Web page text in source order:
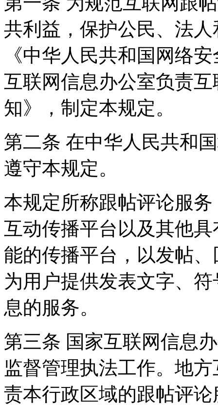
共利益，保护公民、法
《中华人民共和国网络
互联网信息办公室负责
知》，制定本规定。
第二条 在中华人民共和
遵守本规定。
本规定所称跟帖评论服
互动传播平台以及其他
能的传播平台，以发帖
为用户提供发表文字、
息的服务。
第三条 国家互联网信息
监督管理执法工作。地
责本行政区域的跟帖评